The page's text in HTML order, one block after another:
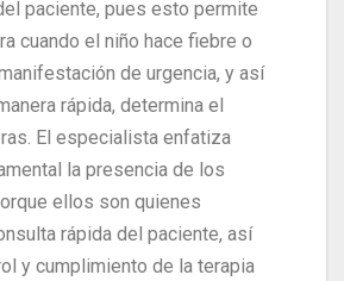
paciente, pues esto permite
cuando el niño hace fiebre o
de urgencia, y así
rápida, determina el
El especialista enfatiza
la presencia de los
ellos son quienes
rápida del paciente, así
y cumplimiento de la terapia